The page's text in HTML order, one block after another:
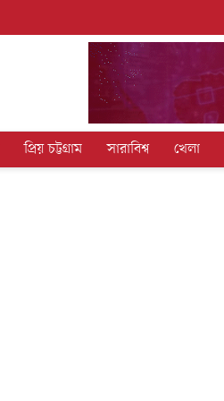
প্রিয় চট্টগ্রাম সারাবিশ্ব খেলা